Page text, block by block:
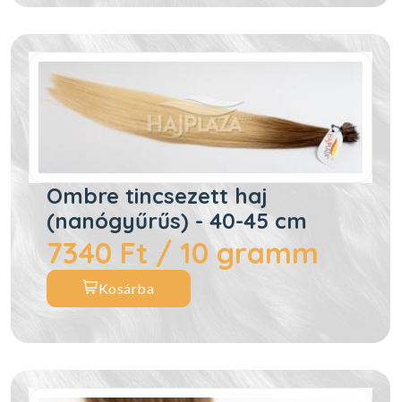
Ombre tincsezett haj
(nanógyűrűs) - 40-45 cm
7340 Ft / 10 gramm
Kosárba